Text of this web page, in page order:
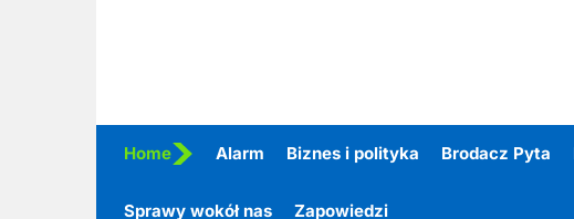
Home Alarm Biznes i polityka Brodacz Pyta
Sprawy wokół nas Zapowiedzi